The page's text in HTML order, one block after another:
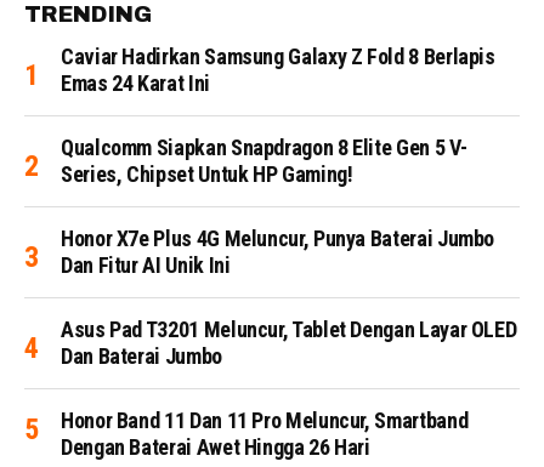
TRENDING
Caviar Hadirkan Samsung Galaxy Z Fold 8 Berlapis
Emas 24 Karat Ini
Qualcomm Siapkan Snapdragon 8 Elite Gen 5 V-
Series, Chipset Untuk HP Gaming!
Honor X7e Plus 4G Meluncur, Punya Baterai Jumbo
Dan Fitur AI Unik Ini
Asus Pad T3201 Meluncur, Tablet Dengan Layar OLED
Dan Baterai Jumbo
Honor Band 11 Dan 11 Pro Meluncur, Smartband
Dengan Baterai Awet Hingga 26 Hari